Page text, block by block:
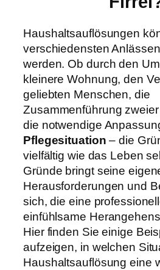
Haushaltsauflösungen
verschiedensten
werden. Ob durch den
kleinere Wohnung, den
geliebten Menschen, die
Zusammenführung
die notwendige
Pflegesituation – die
vielfältig wie das Leben
Gründe bringt seine
Herausforderungen und
sich, die eine
einfühlsame
Hier finden Sie einige
aufzeigen, in welchen
Haushaltsauflösung eine